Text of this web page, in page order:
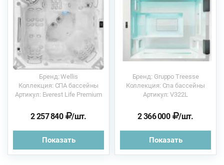
Бренд: Wellis
Коллекция: СПА бассейны
Артикул: Everest Life Premium
2 257 840 /шт.
Показать
Бренд: Gruppo Treesse
Коллекция: Спа бассейны
Артикул: V322L
2 366 000 /шт.
Показать